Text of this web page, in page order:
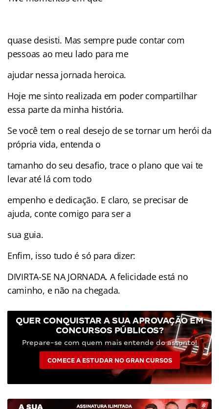
quase desisti. Mas sempre pude contar com
pessoas ao meu lado para me
ajudar nessa jornada heroica.
Hoje me sinto realizada em poder compartilhar
essa parte da minha história.
Se você tem o real desejo de se tornar um herói da
própria vida, entenda o
tamanho do seu desafio, trace o plano que vai te
levar até lá com todo
empenho e dedicação. E claro, se precisar de
ajuda, conte comigo para ser a
sua guia.
Enfim, isso tudo é só para dizer:
DIVIRTA-SE NA JORNADA. A felicidade está no
caminho, e não na chegada.
QUER CONQUISTAR A SUA APROVAÇÃO EM
CONCURSOS PÚBLICOS?
Prepare-se com quem mais entende do assunto!
COMECE A ESTUDAR NO GRAN CURSOS